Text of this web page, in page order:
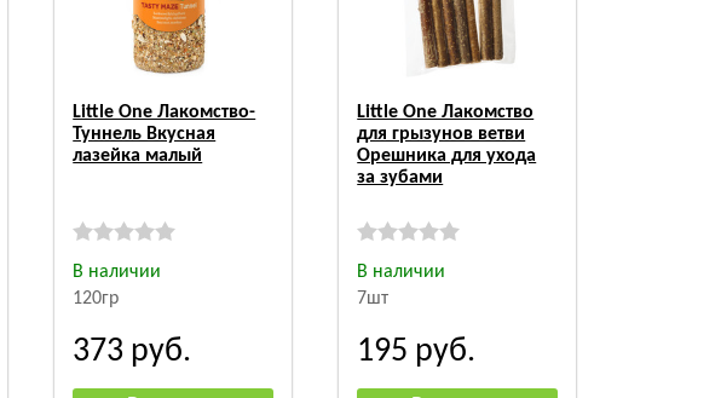
Little One Лакомство-
Туннель Вкусная
лазейка малый
В наличии
120гр
373 руб.
Little One Лакомство
для грызунов ветви
Орешника для ухода
за зубами
В наличии
7шт
195 руб.